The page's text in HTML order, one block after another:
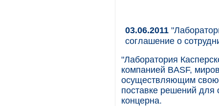
03.06.2011
соглашение о
"Лаборатория
компанией BASF,
осуществляющим свою
поставке решений для
концерна.